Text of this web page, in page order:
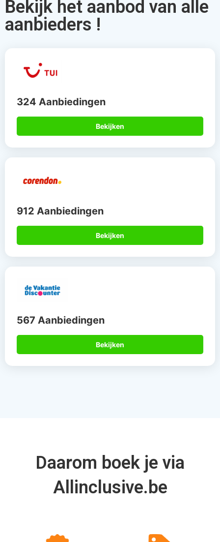
Bekijk het aanbod van alle
aanbieders !
324 Aanbiedingen
Bekijken
912 Aanbiedingen
Bekijken
567 Aanbiedingen
Bekijken
Daarom boek je via
Allinclusive.be